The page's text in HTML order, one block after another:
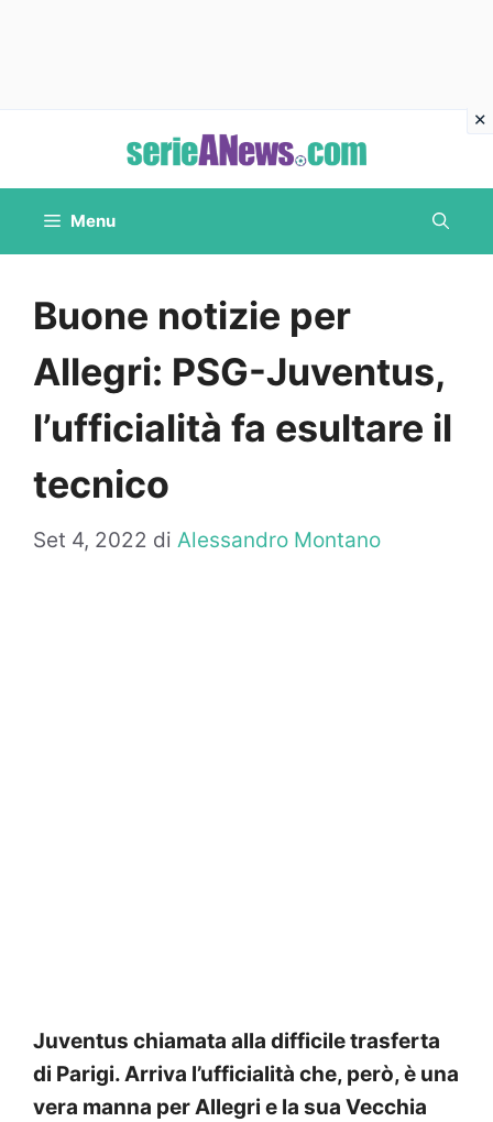
contenuto
Menu
Buone notizie per
Allegri: PSG-Juventus,
l’ufficialità fa esultare il
tecnico
Set 4, 2022 di Alessandro Montano
Juventus chiamata alla difficile trasferta
di Parigi. Arriva l’ufficialità che, però, è una
vera manna per Allegri e la sua Vecchia